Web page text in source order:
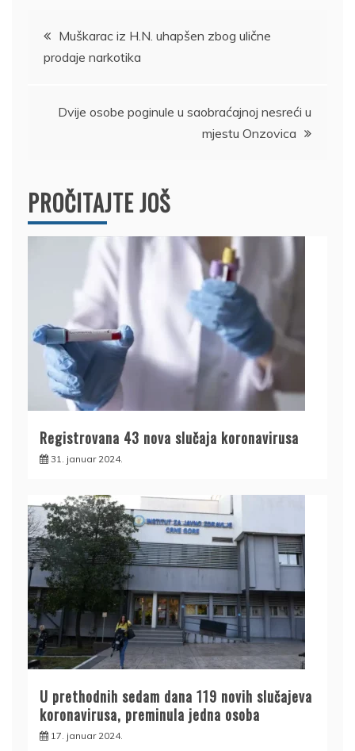
Kretanje
članka
Muškarac iz H.N. uhapšen zbog ulične
prodaje narkotika
Dvije osobe poginule u saobraćajnoj nesreći u
mjestu Onzovica
PROČITAJTE JOŠ
Registrovana 43 nova slučaja koronavirusa
31. januar 2024.
U prethodnih sedam dana 119 novih slučajeva
koronavirusa, preminula jedna osoba
17. januar 2024.